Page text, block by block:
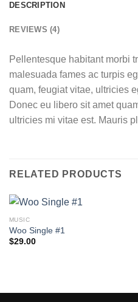
DESCRIPTION
REVIEWS (4)
Pellentesque habitant morbi
malesuada fames ac turpis
quam, feugiat vitae, ultricies
Donec eu libero sit amet
ultricies mi vitae est. Mauris
RELATED PRODUCTS
MUSIC
Woo Single #1
$29.00